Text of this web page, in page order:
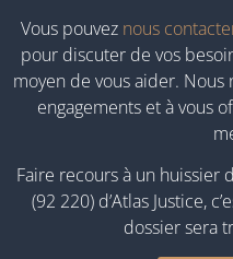
Vous pouvez nous
pour discuter de vos
moyen de vous aider. Nous
engagements et à vous
Faire recours à un huissier
(92 220) d’Atlas Justice,
dossier sera